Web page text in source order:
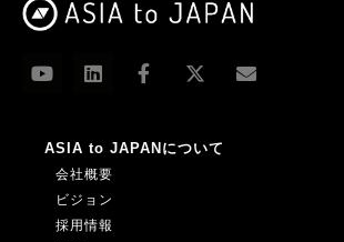
ASIA to JAPANについて
会社概要
ビジョン
採用情報